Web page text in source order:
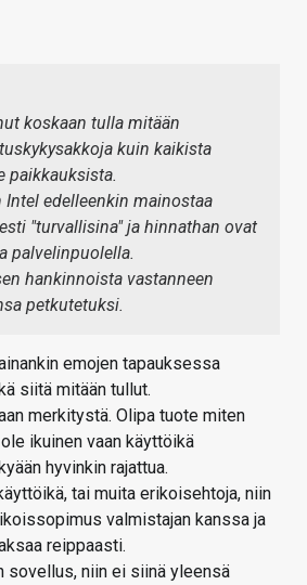
koskaan tulla mitään
kuin kaikista
paikkauksista.
Intel edelleenkin mainostaa
"turvallisina" ja hinnathan ovat
palvelinpuolella.
hankinnoista vastanneen
petkutetuksi.
emojen tapauksessa
siitä mitään tullut.
merkitystä. Olipa tuote miten
ikuinen vaan käyttöikä
hyvinkin rajattua.
tai muita erikoisehtoja, niin
valmistajan kanssa ja
reippaasti.
sovellus, niin ei siinä yleensä